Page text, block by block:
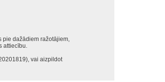
pie dažādiem ražotājiem,
attiecību.
vai aizpildot